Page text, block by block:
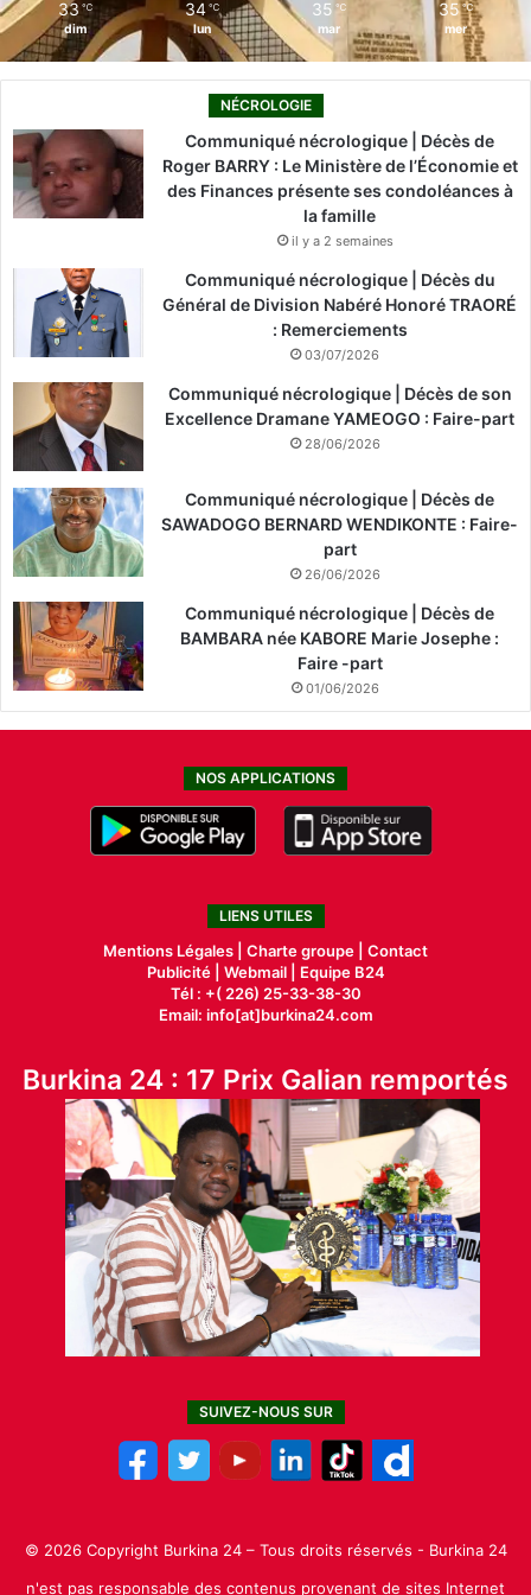
33 ℃
dim
34 ℃
lun
35 ℃
mar
35 ℃
mer
NÉCROLOGIE
Communiqué nécrologique | Décès de
Roger BARRY : Le Ministère de l’Économie et
des Finances présente ses condoléances à
la famille
il y a 2 semaines
Communiqué nécrologique | Décès du
Général de Division Nabéré Honoré TRAORÉ
: Remerciements
03/07/2026
Communiqué nécrologique | Décès de son
Excellence Dramane YAMEOGO : Faire-part
28/06/2026
Communiqué nécrologique | Décès de
SAWADOGO BERNARD WENDIKONTE : Faire-
part
26/06/2026
Communiqué nécrologique | Décès de
BAMBARA née KABORE Marie Josephe :
Faire -part
01/06/2026
NOS APPLICATIONS
LIENS UTILES
Mentions Légales | Charte groupe | Contact
Publicité| Webmail |
Equipe B24
Tél : +( 226) 25-33-38-30
Email: info[at]burkina24.com
Burkina 24 : 17 Prix Galian remportés
SUIVEZ-NOUS SUR
© 2026 Copyright Burkina 24 – Tous droits réservés - Burkina 24
n'est pas responsable des contenus provenant de sites Internet